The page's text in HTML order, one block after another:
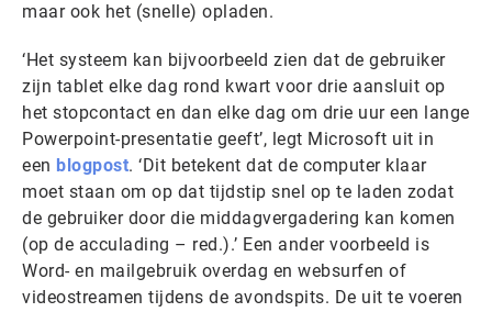
maar ook het (snelle) opladen.
‘Het systeem kan bijvoorbeeld zien dat de gebruiker
zijn tablet elke dag rond kwart voor drie aansluit op
het stopcontact en dan elke dag om drie uur een lange
Powerpoint-presentatie geeft’, legt Microsoft uit in
een blogpost. ‘Dit betekent dat de computer klaar
moet staan om op dat tijdstip snel op te laden zodat
de gebruiker door die middagvergadering kan komen
(op de acculading – red.).’ Een ander voorbeeld is
Word- en mailgebruik overdag en websurfen of
videostreamen tijdens de avondspits. De uit te voeren